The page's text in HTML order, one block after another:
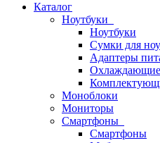
Каталог
Ноутбуки
Ноутбуки
Сумки для
Адаптеры
Охлаждающие
Моноблоки
Мониторы
Смартфоны
Смартфоны